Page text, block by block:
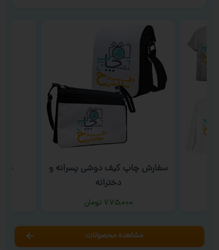
سفارش چاپ کیف دوشی پسرانه و
دخترانه
۷۷۵,۰۰۰ تومان
مشاهده محصولات